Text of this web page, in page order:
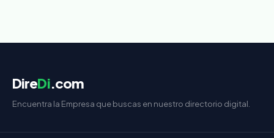
DireDi.com
Encuentra la Empresa que buscas en nuestro directorio digital.